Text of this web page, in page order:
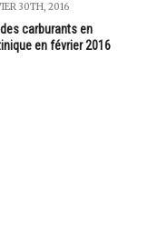
30TH, 2016
carburants en
en février 2016